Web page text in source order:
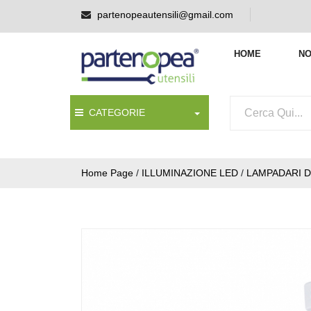
partenopeautensili@gmail.com
HOME
CATEGORIE
Home Page / ILLUMINAZIONE LED / LAMPADARI